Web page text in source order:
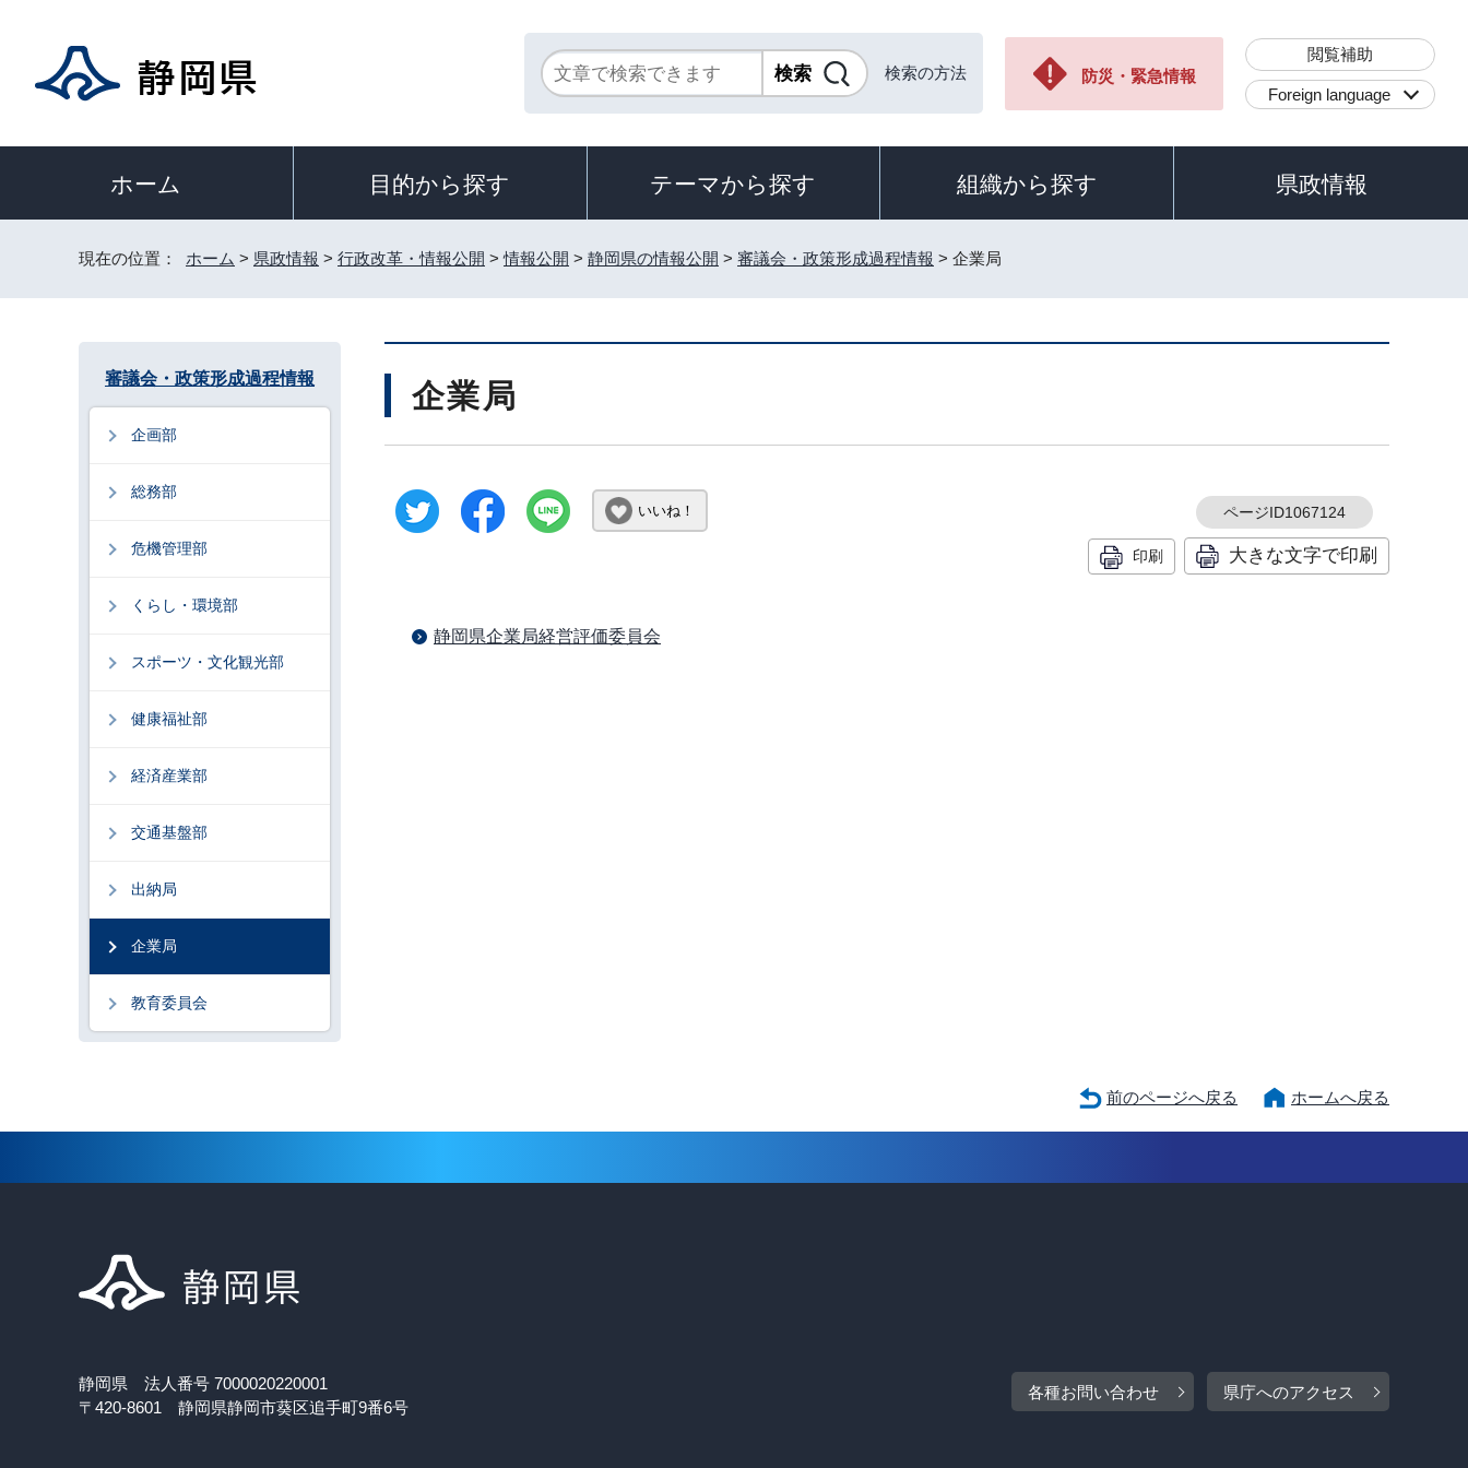
検索の方法 防災・緊急情報
閲覧補助
Foreign language
ホーム 目的から探す テーマから探す 組織から探す 県政情報
現在の位置： ホーム > 県政情報 > 行政改革・情報公開 >情報公開 > 静岡県の情報公開 > 審議会・政策形成過程情報 > 企業局
企業局
いいね！ ページID1067124
印刷 大きな文字で印刷
静岡県企業局経営評価委員会
審議会・政策形成過程情報
企画部
総務部
危機管理部
くらし・環境部
スポーツ・文化観光部
健康福祉部
経済産業部
交通基盤部
出納局
企業局
教育委員会
前のページへ戻る ホームへ戻る
静岡県 法人番号 7000020220001
〒420-8601 静岡県静岡市葵区追手町9番6号
各種お問い合わせ 県庁へのアクセス